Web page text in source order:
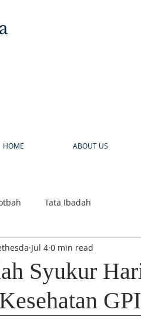
HOME ABOUT US
Tata Ibadah
Syukur
Jul 4 0 min read